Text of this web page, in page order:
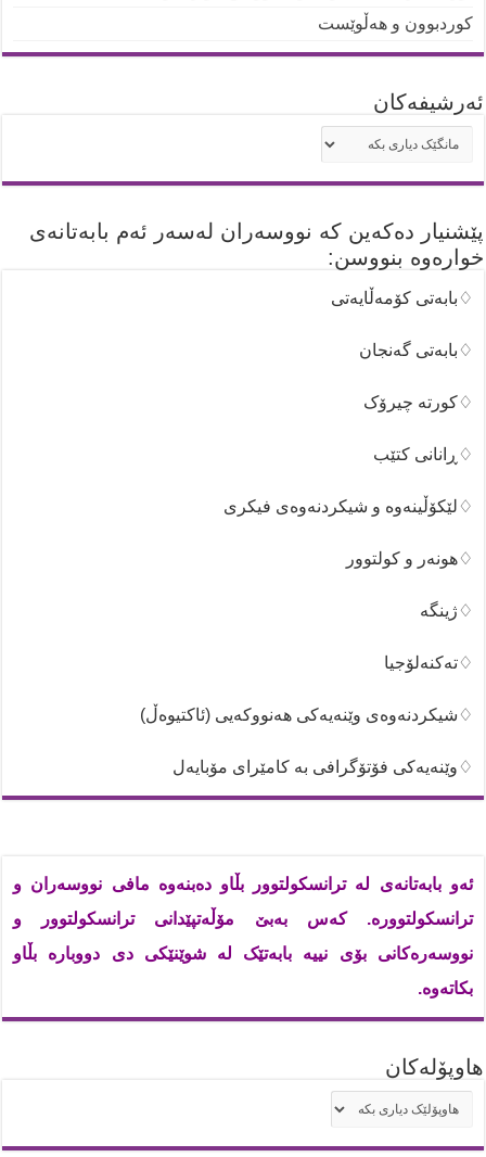
کوردبوون و هەڵوێست
ئه‌رشیفه‌کان
ئه‌رشیفه‌کان
پێشنیار دەکەین کە نووسەران لەسەر ئەم بابەتانەی
خوارەوە بنووسن:
♢بابەتی کۆمەڵایەتی
♢بابەتی گەنجان
♢کورتە چیرۆک
♢ڕانانی کتێب
♢لێکۆڵینەوە و شیکردنەوەی فیکری
♢هونەر و کولتوور
♢ژینگە
♢تەکنەلۆجیا
♢شیکردنەوەی وێنەیەکی هەنووکەیی (ئاکتیوەڵ)
♢وێنەیەکی فۆتۆگرافی بە کامێرای مۆبایەل
ئەو بابەتانەی لە ترانسکولتوور بڵاو دەبنەوە مافی نووسەران و
ترانسکولتوورە. کەس بەبێ مۆڵەتپێدانی ترانسکولتوور و
نووسەرەکانی بۆی نییە بابەتێک لە شوێنێکی دی دووبارە بڵاو
بکاتەوە.
هاوپۆله‌كان
هاوپۆله‌كان